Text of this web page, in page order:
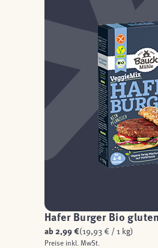
Hafer Burger Bio
ab 2,99 €(19,93 € / 1 kg)
Preise inkl. MwSt.